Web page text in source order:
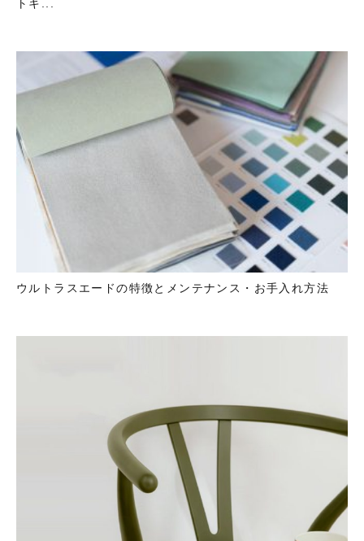
トキ...
ウルトラスエードの特徴とメンテナンス・お手入れ方法